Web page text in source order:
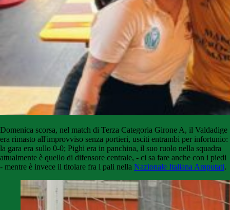
Domenica scorsa, nel match di Terza Categoria Girone A, il Valdadige
era rimasto all'improvviso senza portieri, usciti entrambi per infortunio:
la gara era sullo 0-0; Pighi era in panchina, il suo ruolo nella squadra
attualmente è quello di difensore centrale, - ci sa fare anche con i piedi
- mentre è invece il titolare fra i pali nella Nazionale Italiana Amputati.